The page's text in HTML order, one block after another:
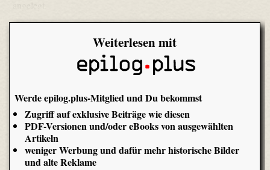
Weiterlesen mit
Werde epilog.plus-Mitglied und Du bekommst
Zugriff auf exklusive Beiträge wie diesen
PDF-Versionen und/oder eBooks von ausgewählten
Artikeln
weniger Werbung und dafür mehr historische Bilder
und alte Reklame